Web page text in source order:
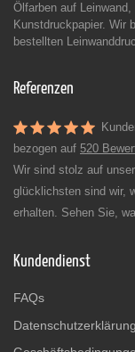
Ölfarben auf
Kunstdruckpapier. Wir
bestellten
Referenzen
bezogen auf 520
Wir sind stolz auf
glücklichsten sind wir,
erhalten. Sehen Sie,
Kundendienst
FAQs
Datenschutzerklärung